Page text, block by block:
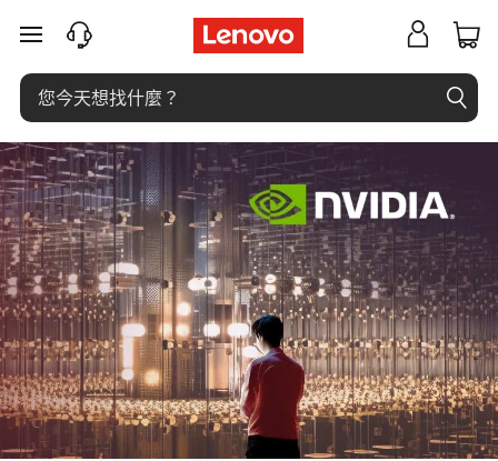
為
各
行
各
業
帶
來
生
成
跳至主要內容